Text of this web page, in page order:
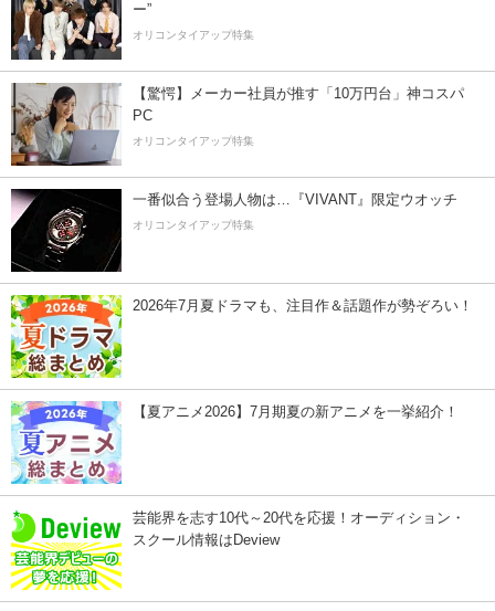
ー”
オリコンタイアップ特集
【驚愕】メーカー社員が推す「10万円台」神コスパ
PC
オリコンタイアップ特集
一番似合う登場人物は…『VIVANT』限定ウオッチ
オリコンタイアップ特集
2026年7月夏ドラマも、注目作＆話題作が勢ぞろい！
【夏アニメ2026】7月期夏の新アニメを一挙紹介！
芸能界を志す10代～20代を応援！オーディション・
スクール情報はDeview